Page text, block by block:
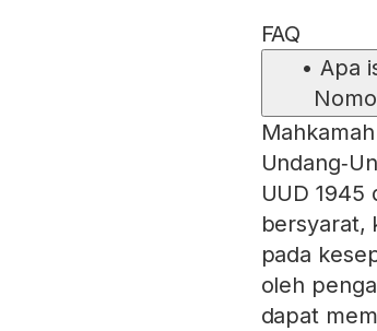
FAQ
• Apa
UUD 1945
bersyarat,
pada
oleh
dapat